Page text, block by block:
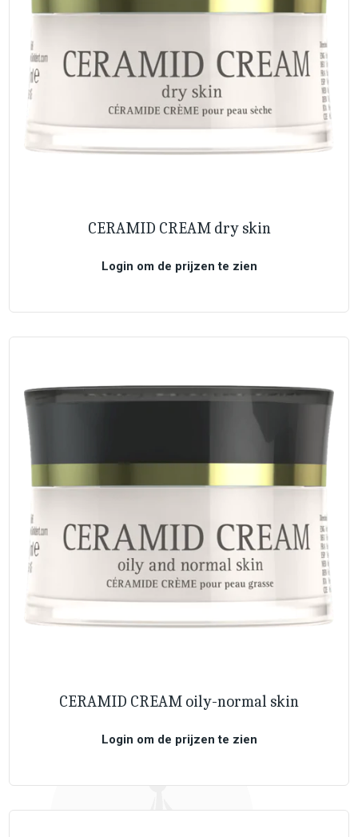
CERAMID CREAM dry skin
Login om de prijzen te zien
CERAMID CREAM oily-normal skin
Login om de prijzen te zien